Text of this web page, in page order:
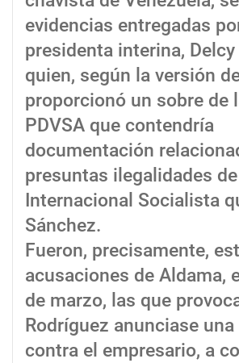
evidencias entregadas
presidenta interina, Delcy
quien, según la versión
proporcionó un sobre de
PDVSA que contendría
documentación
presuntas ilegalidades
Internacional Socialista
Sánchez.
Fueron, precisamente,
acusaciones de Aldama,
de marzo, las que
Rodríguez anunciase
contra el empresario, a